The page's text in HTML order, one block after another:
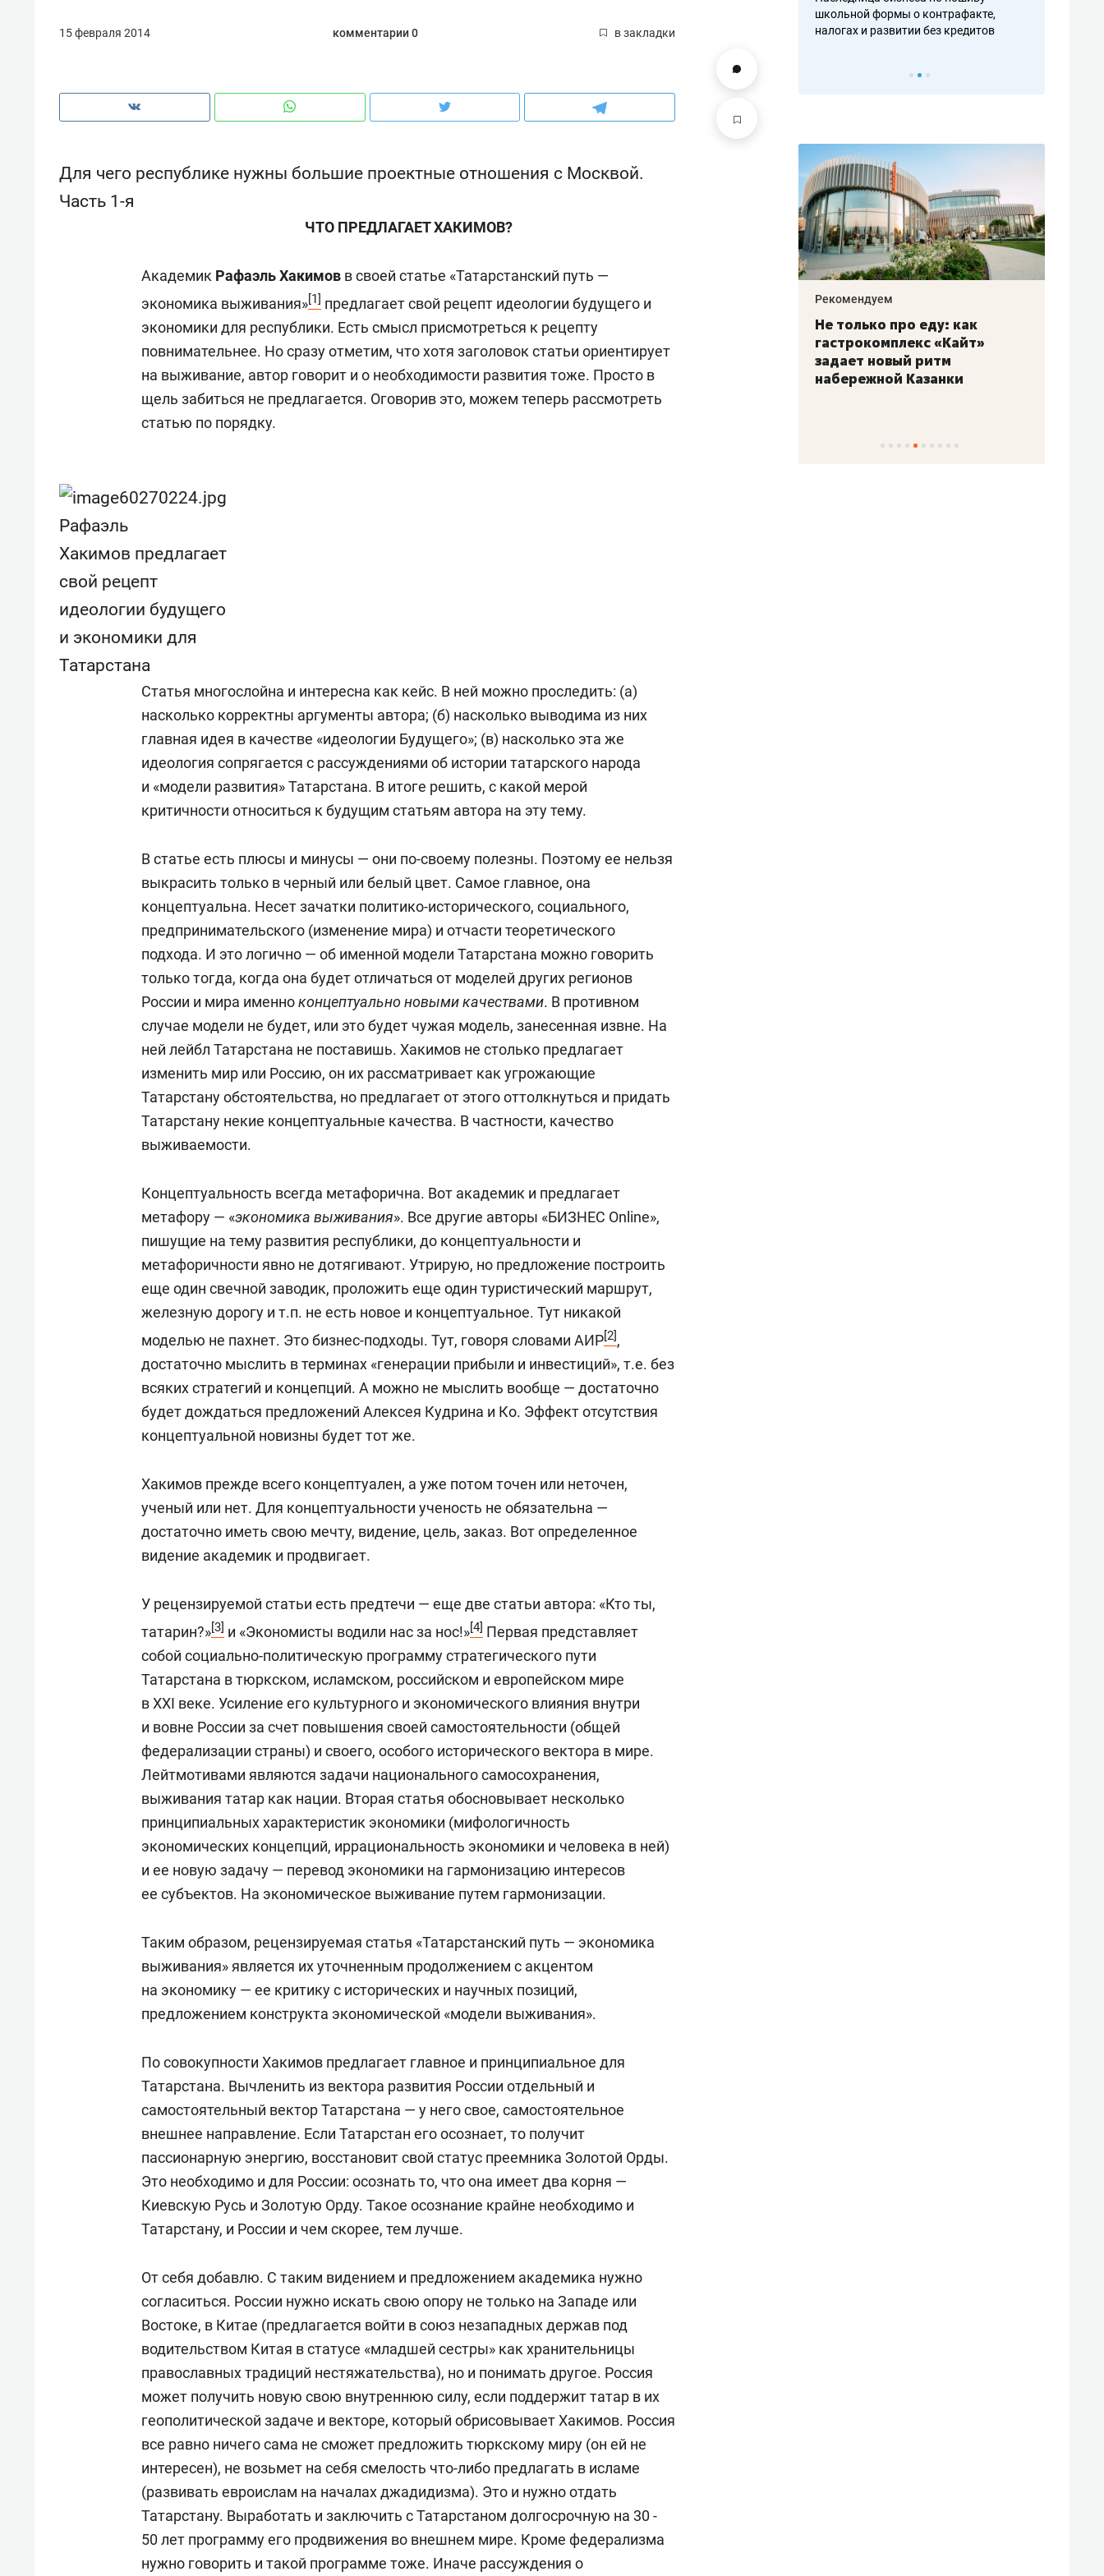
15 февраля 2014 комментарии 0 в закладки
Для чего республике нужны большие проектные отношения с Москвой.
Часть 1-я
ЧТО ПРЕДЛАГАЕТ ХАКИМОВ?
Академик Рафаэль Хакимов в своей статье «Татарстанский путь —
экономика выживания»[1] предлагает свой рецепт идеологии будущего и
экономики для республики. Есть смысл присмотреться к рецепту
повнимательнее. Но сразу отметим, что хотя заголовок статьи ориентирует
на выживание, автор говорит и о необходимости развития тоже. Просто в
щель забиться не предлагается. Оговорив это, можем теперь рассмотреть
статью по порядку.
Рафаэль
Хакимов предлагает
свой рецепт
идеологии будущего
и экономики для
Татарстана
Статья многослойна и интересна как кейс. В ней можно проследить: (а)
насколько корректны аргументы автора; (б) насколько выводима из них
главная идея в качестве «идеологии Будущего»; (в) насколько эта же
идеология сопрягается с рассуждениями об истории татарского народа
и «модели развития» Татарстана. В итоге решить, с какой мерой
критичности относиться к будущим статьям автора на эту тему.
В статье есть плюсы и минусы — они по-своему полезны. Поэтому ее нельзя
выкрасить только в черный или белый цвет. Самое главное, она
концептуальна. Несет зачатки политико-исторического, социального,
предпринимательского (изменение мира) и отчасти теоретического
подхода. И это логично — об именной модели Татарстана можно говорить
только тогда, когда она будет отличаться от моделей других регионов
России и мира именноконцептуально новыми качествами. В противном
случае модели не будет, или это будет чужая модель, занесенная извне. На
ней лейбл Татарстана не поставишь. Хакимов не столько предлагает
изменить мир или Россию, он их рассматривает как угрожающие
Татарстану обстоятельства, но предлагает от этого оттолкнуться и придать
Татарстану некие концептуальные качества. В частности, качество
выживаемости.
Концептуальность всегда метафорична. Вот академик и предлагает
метафору — «экономика выживания». Все другие авторы «БИЗНЕС Online»,
пишущие на тему развития республики, до концептуальности и
метафоричности явно не дотягивают. Утрирую, но предложение построить
еще один свечной заводик, проложить еще один туристический маршрут,
железную дорогу и т.п. не есть новое и концептуальное. Тут никакой
моделью не пахнет. Это бизнес-подходы. Тут, говоря словами АИР[2],
достаточно мыслить в терминах «генерации прибыли и инвестиций», т.е. без
всяких стратегий и концепций. А можно не мыслить вообще — достаточно
будет дождаться предложений Алексея Кудрина и Ко. Эффект отсутствия
концептуальной новизны будет тот же.
Хакимов прежде всего концептуален, а уже потом точен или неточен,
ученый или нет. Для концептуальности ученость не обязательна —
достаточно иметь свою мечту, видение, цель, заказ. Вот определенное
видение академик и продвигает.
У рецензируемой статьи есть предтечи — еще две статьи автора: «Кто ты,
татарин?»[3] и «Экономисты водили нас за нос!»[4] Первая представляет
собой социально-политическую программу стратегического пути
Татарстана в тюркском, исламском, российском и европейском мире
в XXI веке. Усиление его культурного и экономического влияния внутри
и вовне России за счет повышения своей самостоятельности (общей
федерализации страны) и своего, особого исторического вектора в мире.
Лейтмотивами являются задачи национального самосохранения,
выживания татар как нации. Вторая статья обосновывает несколько
принципиальных характеристик экономики (мифологичность
экономических концепций, иррациональность экономики и человека в ней)
и ее новую задачу — перевод экономики на гармонизацию интересов
ее субъектов. На экономическое выживание путем гармонизации.
Таким образом, рецензируемая статья «Татарстанский путь — экономика
выживания» является их уточненным продолжением с акцентом
на экономику — ее критику с исторических и научных позиций,
предложением конструкта экономической «модели выживания».
По совокупности Хакимов предлагает главное и принципиальное для
Татарстана. Вычленить из вектора развития России отдельный и
самостоятельный вектор Татарстана — у него свое, самостоятельное
внешнее направление. Если Татарстан его осознает, то получит
пассионарную энергию, восстановит свой статус преемника Золотой Орды.
Это необходимо и для России: осознать то, что она имеет два корня —
Киевскую Русь и Золотую Орду. Такое осознание крайне необходимо и
Татарстану, и России и чем скорее, тем лучше.
От себя добавлю. С таким видением и предложением академика нужно
согласиться. России нужно искать свою опору не только на Западе или
Востоке, в Китае (предлагается войти в союз незападных держав под
водительством Китая в статусе «младшей сестры» как хранительницы
православных традиций нестяжательства), но и понимать другое. Россия
может получить новую свою внутреннюю силу, если поддержит татар в их
геополитической задаче и векторе, который обрисовывает Хакимов. Россия
все равно ничего сама не сможет предложить тюркскому миру (он ей не
интересен), не возьмет на себя смелость что-либо предлагать в исламе
(развивать евроислам на началах джадидизма). Это и нужно отдать
Татарстану. Выработать и заключить с Татарстаном долгосрочную на 30 -
50 лет программу его продвижения во внешнем мире. Кроме федерализма
нужно говорить и такой программе тоже. Иначе рассуждения о
чем интересен Оман?
клиентах и чудных запросах мастеров
школьной формы о контрафакте,
налогах и развитии без кредитов
Рекомендуем
Опыт выживания в дикой
с ментальным и физическим
состоянием как основа
антихрупких команд
Рекомендуем
Мексика, рок-концерт
в Менделеевске прошла
«Гонка Героев»
Рекомендуем
«Прорывы случались каждые
лечит подземные артерии
Казани
Рекомендуем
Не только про еду: как
гастрокомплекс «Кайт»
задает новый ритм
набережной Казанки